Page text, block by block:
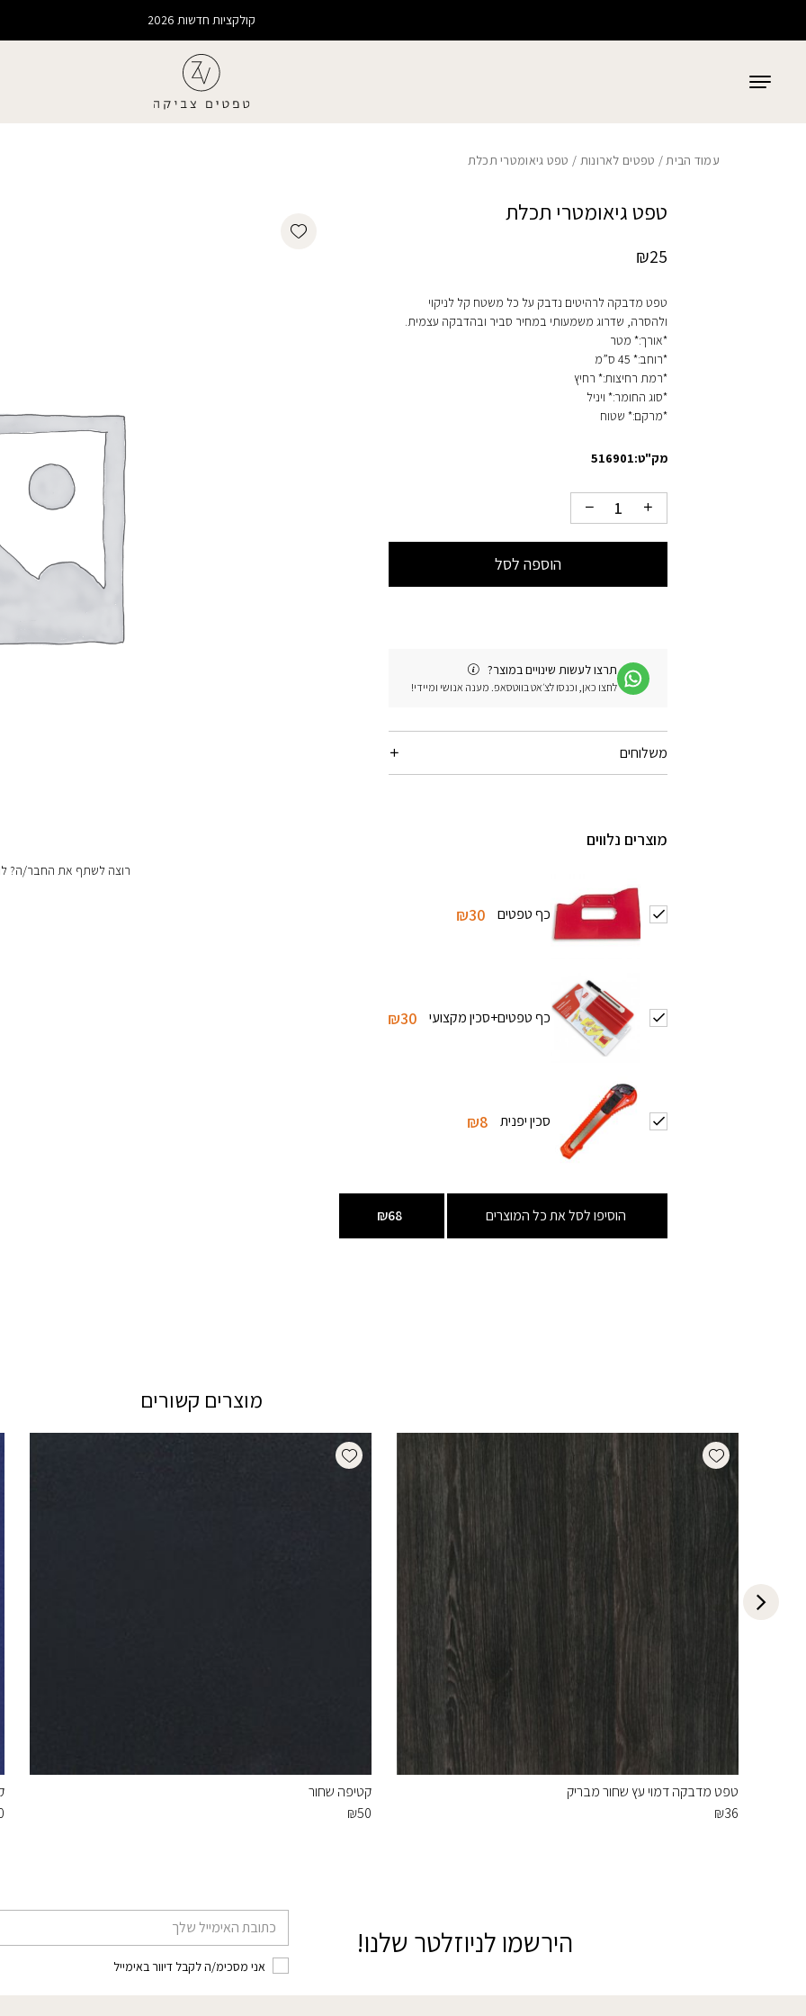
קולקציות חדשות 2026
עמוד הבית/ טפטים לארונות / טפט גיאומטרי תכלת
טפט גיאומטרי תכלת
₪25
טפט מדבקה לרהיטים נדבק על כל משטח קל לניקוי
ולהסרה, שדרוג משמעותי במחיר סביר ובהדבקה עצמית.
*אורך:* מטר
*רוחב:* 45 ס”מ
*רמת רחיצות:* רחיץ
*סוג החומר:* ויניל
*מרקם:* שטוח
מק"ט:516901
הוספה לסל
תרצו לעשות שינויים במוצר?
לחצו כאן, וכנסו לצ׳אט בווטסאפ. מענה אנושי ומיידי!
משלוחים
מוצרים נלווים
כף טפטים ₪30
כף טפטים+סכין מקצועי ₪30
סכין יפנית ₪8
הוסיפו לסל את כל המוצרים ₪68
Add wishlist
רוצה לשתף את החבר/ה?
מוצרים קשורים
Add wishlist
טפט מדבקה דמוי עץ שחור מבריק
₪36
Add wishlist
קטיפה שחור
₪50
הירשמו לניוזלטר שלנו!
אני מסכימ/ה לקבל דיוור באימייל